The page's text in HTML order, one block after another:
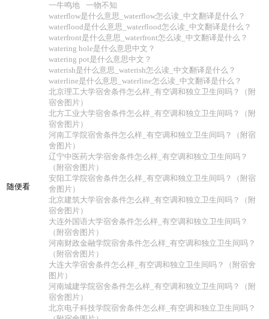
随便看
一牛鸣地
一物不知
waterflow是什么意思_waterflow怎么读_中文翻译是什么？
waterflood是什么意思_waterflood怎么读_中文翻译是什么？
waterfront是什么意思_waterfront怎么读_中文翻译是什么？
watering hole是什么意思中文？
watering pot是什么意思中文？
waterish是什么意思_waterish怎么读_中文翻译是什么？
waterline是什么意思_waterline怎么读_中文翻译是什么？
北京理工大学宿舍条件怎么样_有空调和独立卫生间吗？（附
宿舍图片）
北方工业大学宿舍条件怎么样_有空调和独立卫生间吗？（附
宿舍图片）
河南工学院宿舍条件怎么样_有空调和独立卫生间吗？（附宿
舍图片）
辽宁中医药大学宿舍条件怎么样_有空调和独立卫生间吗？
（附宿舍图片）
安阳工学院宿舍条件怎么样_有空调和独立卫生间吗？（附宿
舍图片）
北京建筑大学宿舍条件怎么样_有空调和独立卫生间吗？（附
宿舍图片）
大连外国语大学宿舍条件怎么样_有空调和独立卫生间吗？
（附宿舍图片）
河南财政金融学院宿舍条件怎么样_有空调和独立卫生间吗？
（附宿舍图片）
大连大学宿舍条件怎么样_有空调和独立卫生间吗？（附宿舍
图片）
河南城建学院宿舍条件怎么样_有空调和独立卫生间吗？（附
宿舍图片）
北京电子科技学院宿舍条件怎么样_有空调和独立卫生间吗？